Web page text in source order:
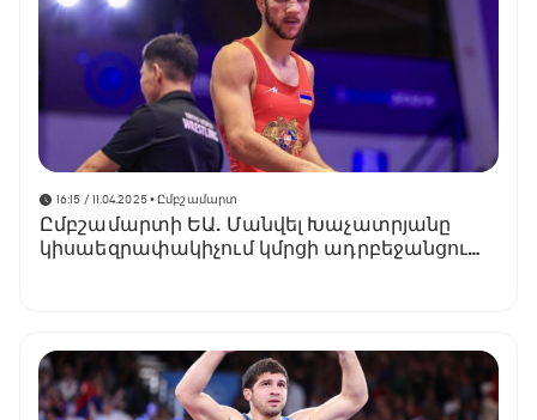
16:15 / 11.04.2025• Ըմբշամարտ
Ըմբշամարտի ԵԱ. Մանվել Խաչատրյանը
կիսաեզրափակիչում կմրցի ադրբեջանցու